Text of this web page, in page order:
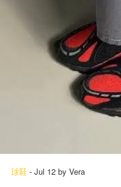
球鞋 - Jul 12 by Vera